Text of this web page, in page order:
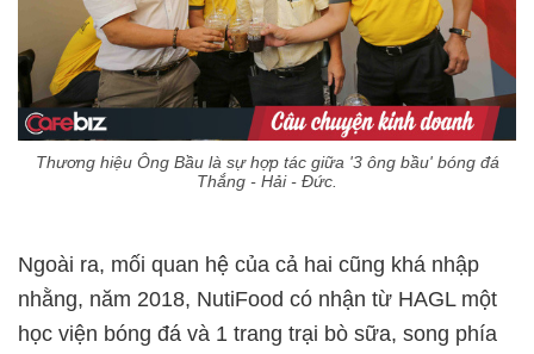
Thương hiệu Ông Bầu là sự hợp tác giữa '3 ông bầu' bóng đá
Thắng - Hải - Đức.
Ngoài ra, mối quan hệ của cả hai cũng khá nhập
nhằng, năm 2018, NutiFood có nhận từ HAGL một
học viện bóng đá và 1 trang trại bò sữa, song phía